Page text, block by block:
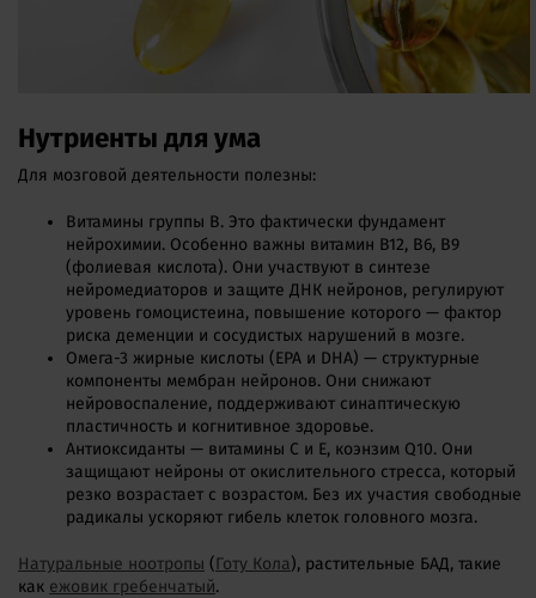
Нутриенты для ума
Для мозговой деятельности полезны:
Витамины группы B. Это фактически фундамент
нейрохимии. Особенно важны витамин B12, B6, B9
(фолиевая кислота). Они участвуют в синтезе
нейромедиаторов и защите ДНК нейронов, регулируют
уровень гомоцистеина, повышение которого — фактор
риска деменции и сосудистых нарушений в мозге.
Омега-3 жирные кислоты (EPA и DHA) — структурные
компоненты мембран нейронов. Они снижают
нейровоспаление, поддерживают синаптическую
пластичность и когнитивное здоровье.
Антиоксиданты — витамины C и E, коэнзим Q10. Они
защищают нейроны от окислительного стресса, который
резко возрастает с возрастом. Без их участия свободные
радикалы ускоряют гибель клеток головного мозга.
Натуральные ноотропы (Готу Кола), растительные БАД, такие
как ежовик гребенчатый.